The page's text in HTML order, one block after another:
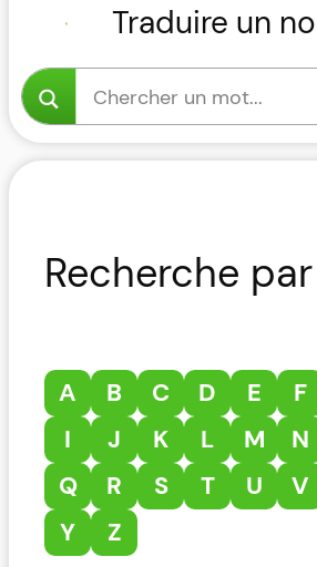
Traduire un
Recherche
A B C D E F
I
J K L M N
Q
R S T U V
Y
Z